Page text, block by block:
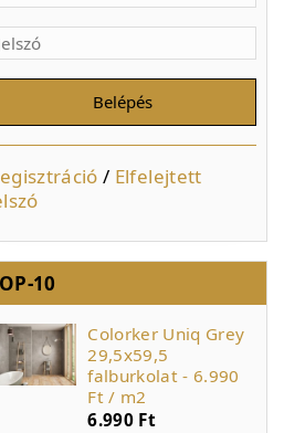
/ Elfelejtett
10
Colorker Uniq Grey
29,5x59,5
falburkolat - 6.990
Ft / m2
6.990 Ft